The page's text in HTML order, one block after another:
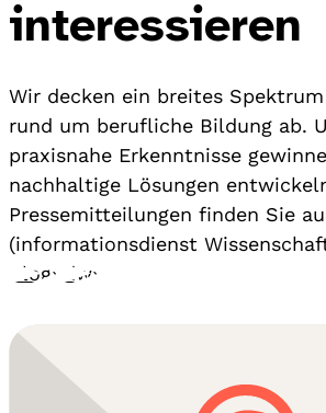
interessieren
Wir decken ein breites
rund um berufliche Bildung ab.
praxisnahe Erkenntnisse
nachhaltige Lösungen
Pressemitteilungen finden Sie
(informationsdienst
Blog› idw›